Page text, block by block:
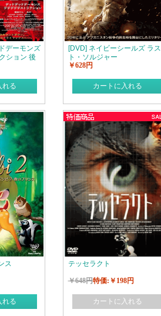
デーモンズ
ション 後
れる
[DVD] ネイビーシールズ ラス
ト・ソルジャー
￥628円
カートに入れる
ス
れる
テッセラクト
￥648円特価:￥198円
カートに入れる